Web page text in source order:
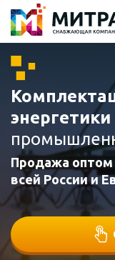
энергетики
Продажа оптом
всей России и